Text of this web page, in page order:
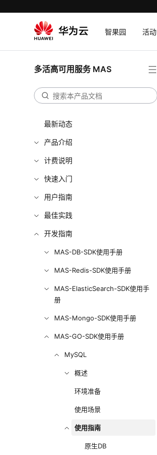
智果园 活动
多活高可用服务 MAS
最新动态
产品介绍
计费说明
快速入门
用户指南
最佳实践
开发指南
MAS-DB-SDK使用手册
MAS-Redis-SDK使用手册
MAS-ElasticSearch-SDK使用手
册
MAS-Mongo-SDK使用手册
MAS-GO-SDK使用手册
MySQL
概述
环境准备
使用场景
使用指南
原生DB